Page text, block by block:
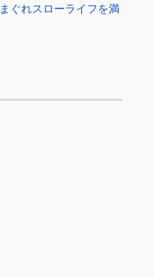
ぐれスローライフを満